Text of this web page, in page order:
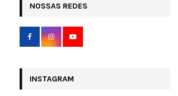
r
NOSSAS REDES
INSTAGRAM